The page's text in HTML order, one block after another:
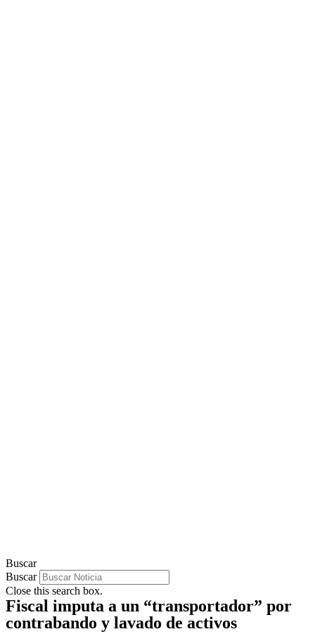
Buscar
Buscar
Close this search box.
Fiscal imputa a un “transportador” por
contrabando y lavado de activos